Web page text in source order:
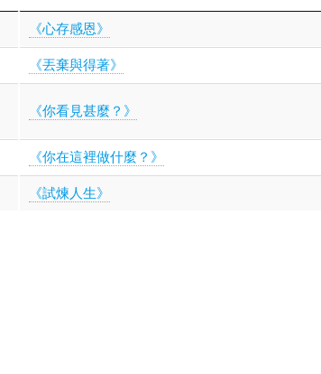
《心存感恩》
《丟棄與得著》
《你看見甚麼？》
《你在這裡做什麼？》
《試煉人生》